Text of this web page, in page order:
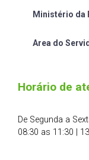
Ministério da
Area do
Horário de
De Segunda a
08:30 as 11:30 |